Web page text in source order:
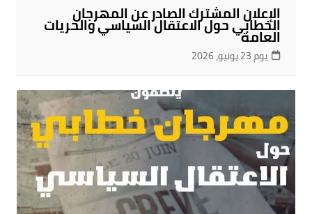
الإعلان المشترك الصادر عن المهرجان
الخطابي حول الاعتقال السياسي والحريات
العامة
يوم 23 يونيو، 2026